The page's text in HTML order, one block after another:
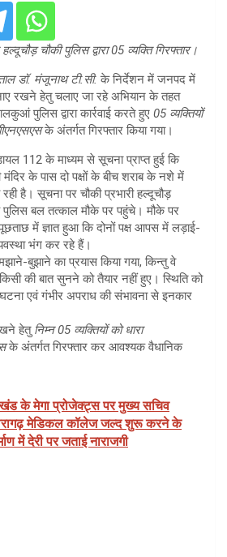
चौकी पुलिस द्वारा 05 व्यक्ति गिरफ्तार।
डॉ. मंजूनाथ टी.सी. के निर्देशन में जनपद में
रखने हेतु चलाए जा रहे अभियान के तहत
पुलिस द्वारा कार्रवाई करते हुए 05 व्यक्तियों
के अंतर्गत गिरफ्तार किया गया।
112 के माध्यम से सूचना प्राप्त हुई कि
के पास दो पक्षों के बीच शराब के नशे में
रही है। सूचना पर चौकी प्रभारी हल्दूचौड़
पुलिस बल तत्काल मौके पर पहुंचे। मौके पर
में ज्ञात हुआ कि दोनों पक्ष आपस में लड़ाई-
भंग कर रहे हैं।
बुझाने का प्रयास किया गया, किन्तु वे
की बात सुनने को तैयार नहीं हुए। स्थिति को
एवं गंभीर अपराध की संभावना से इनकार
हेतु निम्न 05 व्यक्तियों को धारा
के अंतर्गत गिरफ्तार कर आवश्यक वैधानिक
के मेगा प्रोजेक्ट्स पर मुख्य सचिव
मेडिकल कॉलेज जल्द शुरू करने के
में देरी पर जताई नाराजगी